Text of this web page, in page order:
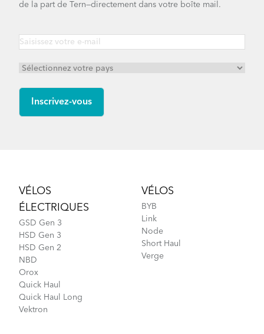
de la part de Tern—directement dans votre boîte mail.
VÉLOS
ÉLECTRIQUES
GSD Gen 3
HSD Gen 3
HSD Gen 2
NBD
Orox
Quick Haul
Quick Haul Long
Vektron
VÉLOS
BYB
Link
Node
Short Haul
Verge